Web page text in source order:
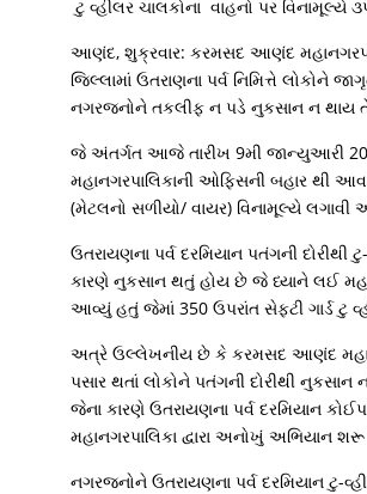
ટુ વ્હીલર ચાલકોના વાહનો પર વિનામૂલ્યે
આણંદ, શુક્રવાર: કરમસદ આણંદ
જિલ્લામાં ઉતરાણના પર્વ નિમિત્તે લોકોને
નગરજનોને તકલીફ ન પડે નુકસાન ન થાય
જે અંતર્ગત આજે તારીખ 9મી જાન્યુઆરી
મહાનગરપાલિકાની ઓફિસની બહાર થી
(મેટલનો સળીયો/ વાયર) વિનામૂલ્યે
ઉતરાયણના પર્વ દરમિયાન પતંગની
કારણે નુકસાન થતું હોય છે જે ધ્યાને લઈ
આવ્યું હતું જેમાં 350 ઉપરાંત સેફટી ગાર્ડ ટુ
અત્રે ઉલ્લેખનીય છે કે કરમસદ આણંદ
પસાર થતાં લોકોને પતંગની દોરીથી
જેના કારણે ઉતરાયણના પર્વ દરમિયાન
મહાનગરપાલિકા દ્વારા અનોખું અભિયાન
નગરજનોને ઉતરાયણના પર્વ દરમિયાન ટુ-